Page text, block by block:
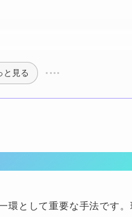
と見る
環として重要な手法です